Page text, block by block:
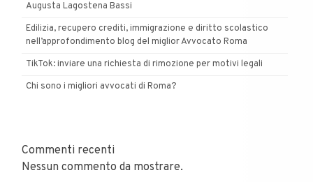
Augusta Lagostena Bassi
Edilizia, recupero crediti, immigrazione e diritto scolastico
nell’approfondimento blog del miglior Avvocato Roma
TikTok: inviare una richiesta di rimozione per motivi legali
Chi sono i migliori avvocati di Roma?
Commenti recenti
Nessun commento da mostrare.